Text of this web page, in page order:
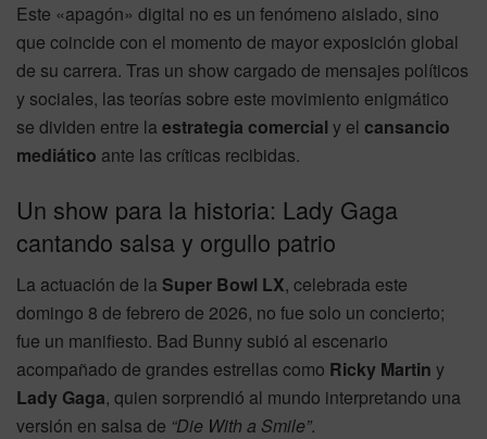
Este «apagón» digital no es un fenómeno aislado, sino
que coincide con el momento de mayor exposición global
de su carrera. Tras un show cargado de mensajes políticos
y sociales, las teorías sobre este movimiento enigmático
se dividen entre laestrategia comercial y el cansancio
mediático ante las críticas recibidas.
Un show para la historia: Lady Gaga
cantando salsa y orgullo patrio
La actuación de la Super Bowl LX, celebrada este
domingo 8 de febrero de 2026, no fue solo un concierto;
fue un manifiesto. Bad Bunny subió al escenario
acompañado de grandes estrellas como Ricky Martin y
Lady Gaga, quien sorprendió al mundo interpretando una
versión en salsa de “Die With a Smile”.